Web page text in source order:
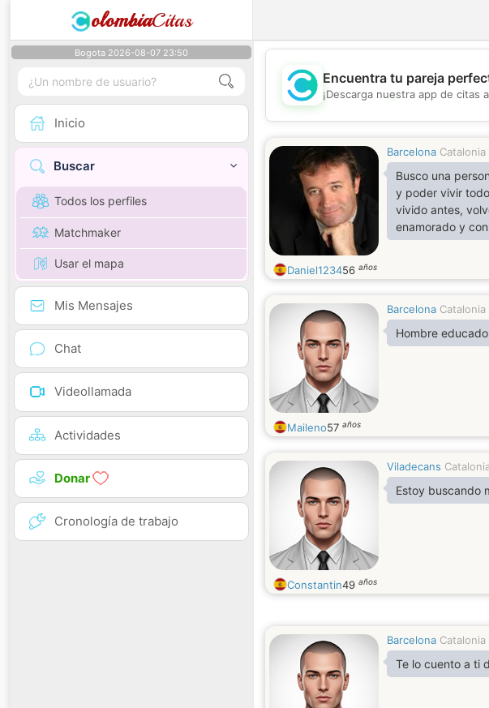
olombiaCitas
Bogota 2026-08-07 23:50
Inicio
Buscar
Todos los perfiles
Matchmaker
Usar el mapa
Mis Mensajes
Chat
Videollamada
Actividades
Donar
Cronología de trabajo
💖
Encuentra tu pareja
¡Descarga nuestra app de citas
Barcelona Catalonia
Busco una
y poder vivir
vivido antes,
enamorado y
Daniel123456 años
Barcelona Catalonia
Hombre
Maileno57 años
Viladecans
Estoy buscando
Constantin49 años
Barcelona Catalonia
Te lo cuento a ti